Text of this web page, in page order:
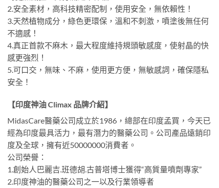
2.安全素材，高科技精密配制，使用安全，無依賴性！
3.天然植物成分，綠色更環保，溫和不刺激，噴塗後無任何
不適感！
4.真正首款不麻木，最大程度維持規頭敏感度，使射晶的快
感更強烈！
5.可口交，無味、不麻，使用更方便，無敏感詞，確保隱私
安全！
【印度神油 Climax 品牌介紹】
MidasCare醫藥公司成立於1986，總部在印度孟買，今天已
經為印度最具活力，最有潛力的醫藥公司。公司產品遠銷印
度及全球，擁有近50000000消費者。
公司榮譽：
1.創始人巴麗吉.班德胡.古普塔博士獲得“高質量噴劑專家”
2.印度神油的醫藥公司之一以及行業領導者